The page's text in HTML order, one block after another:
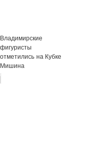
Владимирские
фигуристы
отметились на Кубке
Мишина